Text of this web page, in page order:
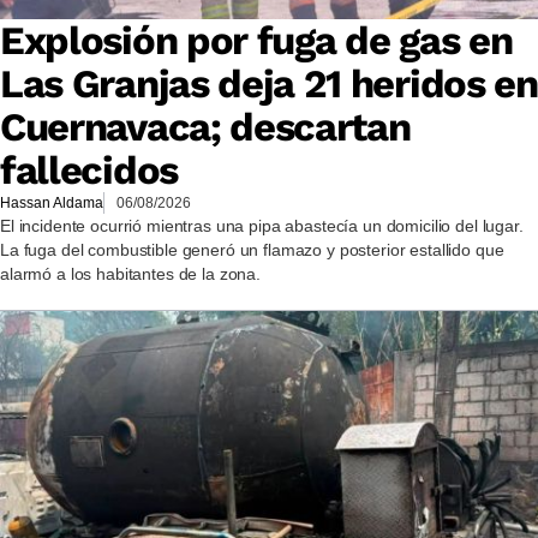
Explosión por fuga de gas en
Las Granjas deja 21 heridos en
Cuernavaca; descartan
fallecidos
Hassan Aldama 06/08/2026
El incidente ocurrió mientras una pipa abastecía un domicilio del lugar.
La fuga del combustible generó un flamazo y posterior estallido que
alarmó a los habitantes de la zona.